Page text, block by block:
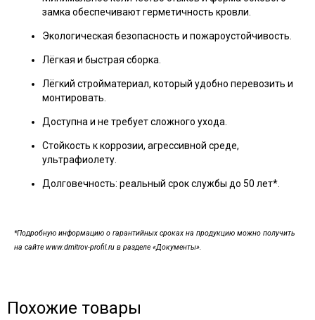
замка обеспечивают герметичность кровли.
Экологическая безопасность и пожароустойчивость.
Лёгкая и быстрая сборка.
Лёгкий стройматериал, который удобно перевозить и
монтировать.
Доступна и не требует сложного ухода.
Стойкость к коррозии, агрессивной среде,
ультрафиолету.
Долговечность: реальный срок службы до 50 лет*.
*Подробную информацию о гарантийных сроках на продукцию можно получить
на сайте www.dmitrov-profil.ru в разделе «Документы».
Похожие товары